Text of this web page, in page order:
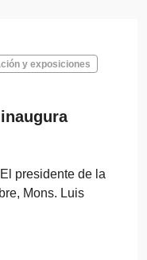
y exposiciones
presidente de la
Mons. Luis